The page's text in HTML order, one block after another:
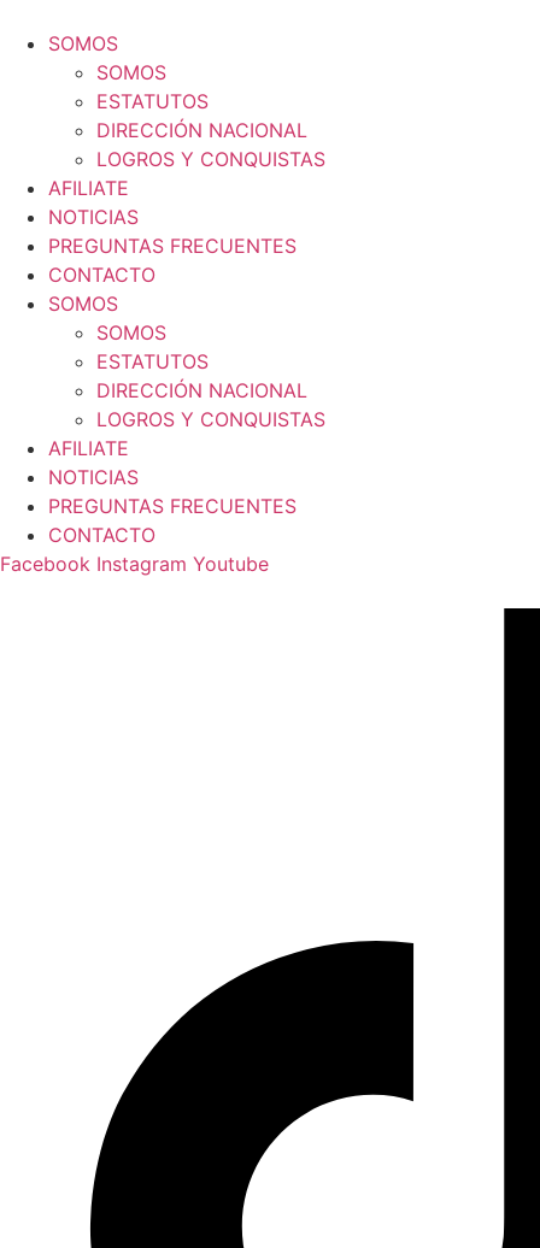
contenido
SOMOS
SOMOS
ESTATUTOS
DIRECCIÓN NACIONAL
LOGROS Y CONQUISTAS
AFILIATE
NOTICIAS
PREGUNTAS FRECUENTES
CONTACTO
SOMOS
SOMOS
ESTATUTOS
DIRECCIÓN NACIONAL
LOGROS Y CONQUISTAS
AFILIATE
NOTICIAS
PREGUNTAS FRECUENTES
CONTACTO
Facebook Instagram Youtube